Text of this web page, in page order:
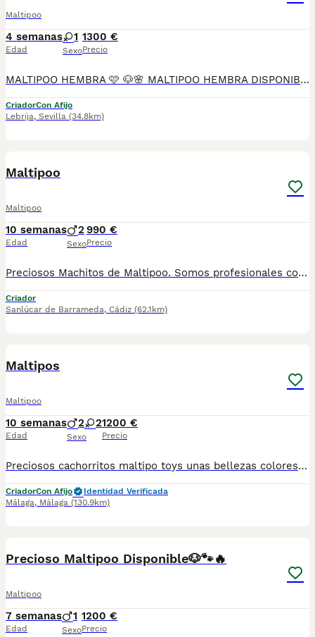
Maltipoo
4 semanas
Edad
1
Sexo
1300 €
Precio
MALTIPOO HEMBRA 🩷 🐶🌸 MALTIPOO HEMBRA DISPONIBLE EN MASCOTAS DEL SUR 🌸🐶 En Mascotas del Sur tenemos disponible una preciosa Maltipoo hembra, criada con mucho cariño, atención personalizada y en un ambiente familiar, donde recibe todos los cuidados necesarios para crecer sana, feliz y bien socializada. Somos un criadero con Núcleo Zoológico autorizado, licencia de apertura y código de explotación, ofreciendo confianza, transparencia y todas las garantías en cada uno de nuestros cachorros. 📍 Ubicados en Sevilla 📞 611 723 226 📸 Instagram: @mimascotasdelsur057 Descubre más fotos y vídeos reales de nuestros cachorros. Nuestra cachorrita se entrega: ✅ Revisada por veterinario. ✅ Con microchip. ✅ Pasaporte y cartilla sanitaria. ✅ Vacunada y desparasitada. ✅ Contrato con garantías víricas y congénitas. 🚚 Realizamos envíos a toda España. (El transporte no está incluido en el precio del cachorro). También ofrecemos: 🏡 Recogida en nuestras instalaciones. 📱 Videollamada antes de la reserva. 🔒 Posibilidad de reserva y pago contrareembolso. 💶 El precio publicado es el precio real. 🐾 Criada con cariño, socialización y atención diaria para que llegue perfectamente adaptada a su nuevo hogar. Solo buscamos familias responsables que le ofrezcan una vida llena de amor y cuidados. #Maltipoo #MaltipooHembra #MaltipooEspaña #CachorroMaltipoo #PerrosDeCompañia #MascotasDelSur057 #MascotasDelSur #CachorrosSevilla #CriaderoAutorizado #NucleoZoologico #PerrosFelices #CachorrosEspaña #AmorAnimal
CriadorCon Afijo
Lebrija, Sevilla (34.8km)
Maltipoo
Maltipoo
10 semanas
Edad
2
Sexo
990 €
Precio
Preciosos Machitos de Maltipoo. Somos profesionales con años de experiencia. Diariamente mimamos y supervisamos a nuestros cachorritos. Entregamos con Revisión Veterinaria, Factura de compra, garantía vírica, formulario de reconocimiento de raza pura, junto con su cartilla de vacunación y desparasitacion al día de la entrega. Hacemos envíos a toda la península y Baleares mediante servicio propio de transporte. Posibilidad de pago contrareembolso. Para más información no dude en contactar con nosotros. TLF: 649297709. Solo atiendo wasap o tlf. Gracias
Criador
Sanlúcar de Barrameda, Cádiz (62.1km)
Maltipos
Maltipoo
10 semanas
Edad
2 2
Sexo
1200 €
Precio
Preciosos cachorritos maltipo toys unas bellezas colores difuminados muy guapos machos y hembras se entregan al dia de todo para mas información llámame al 615080706
CriadorCon Afijo
Identidad Verificada
Málaga, Málaga (130.9km)
Precioso Maltipoo Disponible🐶🐾🔥
Maltipoo
7 semanas
Edad
1
Sexo
1200 €
Precio